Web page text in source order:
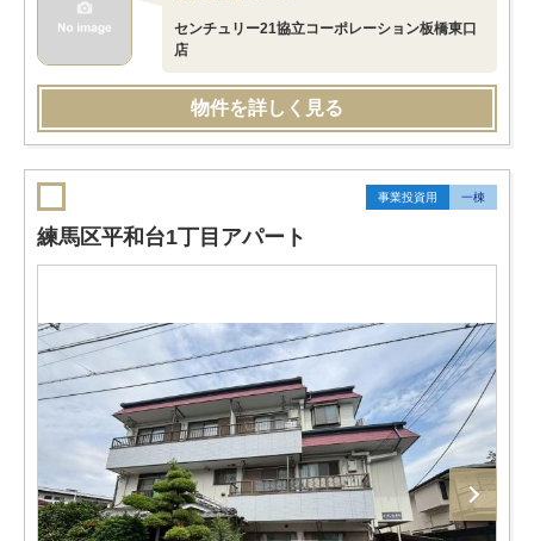
センチュリー21協立コーポレーション板橋東口
店
物件を詳しく見る
事業投資用 一棟
練馬区平和台1丁目アパート